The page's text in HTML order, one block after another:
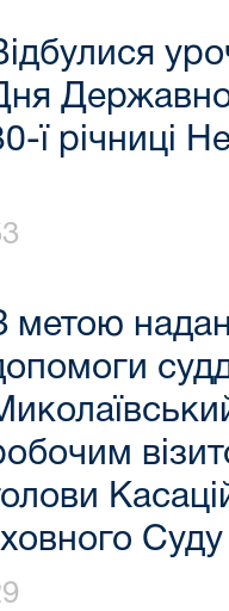
ї річниці
метою